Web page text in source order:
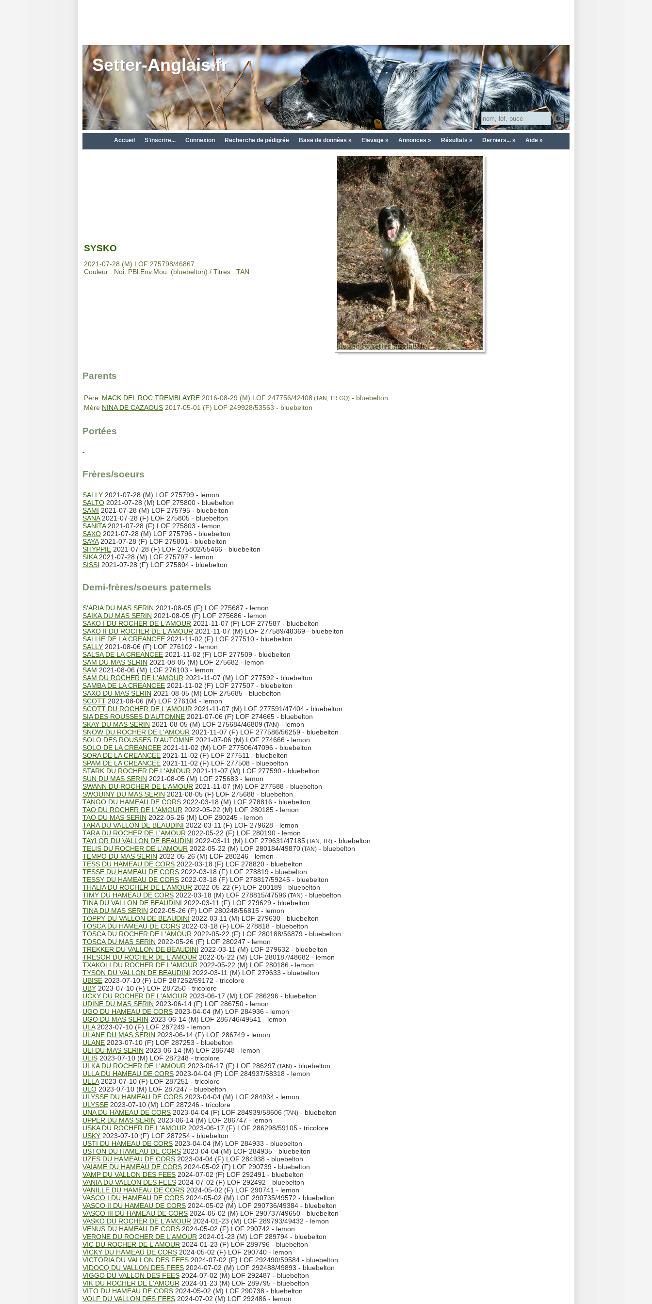
Setter-Anglais.fr
Accueil S'inscrire... Connexion Recherche de pédigrée Base de données » Elevage » Annonces » Résultats » Derniers... » Aide »
SYSKO
2021-07-28 (M) LOF 275798/46867
Couleur : Noi. PBl.Env.Mou. (bluebelton) / Titres : TAN
Parents
Père MACK DEL ROC TREMBLAYRE 2016-08-29 (M) LOF 247756/42408 (TAN, TR GQ) - bluebelton
Mère NINA DE CAZAOUS 2017-05-01 (F) LOF 249928/53563 - bluebelton
Portées
-
Frères/soeurs
SALLY 2021-07-28 (M) LOF 275799 - lemon
SALTO 2021-07-28 (M) LOF 275800 - bluebelton
SAMI 2021-07-28 (M) LOF 275795 - bluebelton
SANA2021-07-28 (F) LOF 275805 - bluebelton
SANITA2021-07-28 (F) LOF 275803 - lemon
SAXO 2021-07-28 (M) LOF 275796 - bluebelton
SAYA2021-07-28 (F) LOF 275801 - bluebelton
SHYPPIE 2021-07-28 (F) LOF 275802/55466 - bluebelton
SIKA2021-07-28 (M) LOF 275797 - lemon
SISSI 2021-07-28 (F) LOF 275804 - bluebelton
Demi-frères/soeurs paternels
S'ARIA DU MAS SERIN 2021-08-05 (F) LOF 275687 - lemon
SAIKA DU MAS SERIN 2021-08-05 (F) LOF 275686 - lemon
SAKO I DU ROCHER DE L'AMOUR 2021-11-07 (F) LOF 277587 - bluebelton
SAKO II DU ROCHER DE L'AMOUR 2021-11-07 (M) LOF 277589/48369 - bluebelton
SALLIE DE LA CREANCEE 2021-11-02 (F) LOF 277510 - bluebelton
SALLY 2021-08-06 (F) LOF 276102 - lemon
SALSA DE LA CREANCEE 2021-11-02 (F) LOF 277509 - bluebelton
SAM DU MAS SERIN 2021-08-05 (M) LOF 275682 - lemon
SAM 2021-08-06 (M) LOF 276103 - lemon
SAM DU ROCHER DE L'AMOUR 2021-11-07 (M) LOF 277592 - bluebelton
SAMBA DE LA CREANCEE 2021-11-02 (F) LOF 277507 - bluebelton
SAXO DU MAS SERIN 2021-08-05 (M) LOF 275685 - bluebelton
SCOTT 2021-08-06 (M) LOF 276104 - lemon
SCOTT DU ROCHER DE L'AMOUR 2021-11-07 (M) LOF 277591/47404 - bluebelton
SIA DES ROUSSES D'AUTOMNE 2021-07-06 (F) LOF 274665 - bluebelton
SKAY DU MAS SERIN 2021-08-05 (M) LOF 275684/46809 (TAN) - lemon
SNOW DU ROCHER DE L'AMOUR 2021-11-07 (F) LOF 277586/56259 - bluebelton
SOLO DES ROUSSES D'AUTOMNE 2021-07-06 (M) LOF 274666 - lemon
SOLO DE LA CREANCEE 2021-11-02 (M) LOF 277506/47096 - bluebelton
SORA DE LA CREANCEE 2021-11-02 (F) LOF 277511 - bluebelton
SPAM DE LA CREANCEE 2021-11-02 (F) LOF 277508 - bluebelton
STARK DU ROCHER DE L'AMOUR 2021-11-07 (M) LOF 277590 - bluebelton
SUN DU MAS SERIN 2021-08-05 (M) LOF 275683 - lemon
SWANN DU ROCHER DE L'AMOUR 2021-11-07 (M) LOF 277588 - bluebelton
SWOUINY DU MAS SERIN 2021-08-05 (F) LOF 275688 - bluebelton
TANGO DU HAMEAU DE CORS 2022-03-18 (M) LOF 278816 - bluebelton
TAO DU ROCHER DE L'AMOUR 2022-05-22 (M) LOF 280185 - lemon
TAO DU MAS SERIN 2022-05-26 (M) LOF 280245 - lemon
TARA DU VALLON DE BEAUDINI 2022-03-11 (F) LOF 279628 - lemon
TARA DU ROCHER DE L'AMOUR 2022-05-22 (F) LOF 280190 - lemon
TAYLOR DU VALLON DE BEAUDINI 2022-03-11 (M) LOF 279631/47185 (TAN, TR) - bluebelton
TELIS DU ROCHER DE L'AMOUR 2022-05-22 (M) LOF 280184/49870 (TAN) - bluebelton
TEMPO DU MAS SERIN 2022-05-26 (M) LOF 280246 - lemon
TESS DU HAMEAU DE CORS 2022-03-18 (F) LOF 278820 - bluebelton
TESSE DU HAMEAU DE CORS 2022-03-18 (F) LOF 278819 - bluebelton
TESSY DU HAMEAU DE CORS 2022-03-18 (F) LOF 278817/59245 - bluebelton
THALIA DU ROCHER DE L'AMOUR 2022-05-22 (F) LOF 280189 - bluebelton
TIMY DU HAMEAU DE CORS 2022-03-18 (M) LOF 278815/47596 (TAN) - bluebelton
TINA DU VALLON DE BEAUDINI 2022-03-11 (F) LOF 279629 - bluebelton
TINA DU MAS SERIN 2022-05-26 (F) LOF 280248/56815 - lemon
TOPPY DU VALLON DE BEAUDINI 2022-03-11 (M) LOF 279630 - bluebelton
TOSCA DU HAMEAU DE CORS 2022-03-18 (F) LOF 278818 - bluebelton
TOSCA DU ROCHER DE L'AMOUR 2022-05-22 (F) LOF 280188/56879 - bluebelton
TOSCA DU MAS SERIN 2022-05-26 (F) LOF 280247 - lemon
TREKKER DU VALLON DE BEAUDINI 2022-03-11 (M) LOF 279632 - bluebelton
TRESOR DU ROCHER DE L'AMOUR 2022-05-22 (M) LOF 280187/48682 - lemon
TXAKOLI DU ROCHER DE L'AMOUR 2022-05-22 (M) LOF 280186 - lemon
TYSON DU VALLON DE BEAUDINI 2022-03-11 (M) LOF 279633 - bluebelton
UBISE 2023-07-10 (F) LOF 287252/59172 - tricolore
UBY 2023-07-10 (F) LOF 287250 - tricolore
UCKY DU ROCHER DE L'AMOUR 2023-06-17 (M) LOF 286296 - bluebelton
UDINE DU MAS SERIN 2023-06-14 (F) LOF 286750 - lemon
UGO DU HAMEAU DE CORS 2023-04-04 (M) LOF 284936 - lemon
UGO DU MAS SERIN 2023-06-14 (M) LOF 286746/49541 - lemon
ULA2023-07-10 (F) LOF 287249 - lemon
ULANE DU MAS SERIN 2023-06-14 (F) LOF 286749 - lemon
ULANE 2023-07-10 (F) LOF 287253 - bluebelton
ULI DU MAS SERIN 2023-06-14 (M) LOF 286748 - lemon
ULIS 2023-07-10 (M) LOF 287248 - tricolore
ULKA DU ROCHER DE L'AMOUR 2023-06-17 (F) LOF 286297 (TAN) - bluebelton
ULLA DU HAMEAU DE CORS 2023-04-04 (F) LOF 284937/58318 - lemon
ULLA2023-07-10 (F) LOF 287251 - tricolore
ULO 2023-07-10 (M) LOF 287247 - bluebelton
ULYSSE DU HAMEAU DE CORS 2023-04-04 (M) LOF 284934 - lemon
ULYSSE 2023-07-10 (M) LOF 287246 - tricolore
UNA DU HAMEAU DE CORS 2023-04-04 (F) LOF 284939/58606 (TAN) - bluebelton
UPPER DU MAS SERIN 2023-06-14 (M) LOF 286747 - lemon
USKA DU ROCHER DE L'AMOUR 2023-06-17 (F) LOF 286298/59105 - tricolore
USKY 2023-07-10 (F) LOF 287254 - bluebelton
USTI DU HAMEAU DE CORS 2023-04-04 (M) LOF 284933 - bluebelton
USTON DU HAMEAU DE CORS 2023-04-04 (M) LOF 284935 - bluebelton
UZES DU HAMEAU DE CORS 2023-04-04 (F) LOF 284938 - bluebelton
VAIAME DU HAMEAU DE CORS 2024-05-02 (F) LOF 290739 - bluebelton
VAMP DU VALLON DES FEES 2024-07-02 (F) LOF 292491 - bluebelton
VANIA DU VALLON DES FEES 2024-07-02 (F) LOF 292492 - bluebelton
VANILLE DU HAMEAU DE CORS 2024-05-02 (F) LOF 290741 - lemon
VASCO I DU HAMEAU DE CORS 2024-05-02 (M) LOF 290735/49572 - bluebelton
VASCO II DU HAMEAU DE CORS 2024-05-02 (M) LOF 290736/49384 - bluebelton
VASCO III DU HAMEAU DE CORS 2024-05-02 (M) LOF 290737/49650 - bluebelton
VASKO DU ROCHER DE L'AMOUR 2024-01-23 (M) LOF 289793/49432 - lemon
VENUS DU HAMEAU DE CORS 2024-05-02 (F) LOF 290742 - lemon
VERONE DU ROCHER DE L'AMOUR 2024-01-23 (M) LOF 289794 - bluebelton
VIC DU ROCHER DE L'AMOUR 2024-01-23 (F) LOF 289796 - bluebelton
VICKY DU HAMEAU DE CORS 2024-05-02 (F) LOF 290740 - lemon
VICTORIA DU VALLON DES FEES 2024-07-02 (F) LOF 292490/59584 - bluebelton
VIDOCQ DU VALLON DES FEES 2024-07-02 (M) LOF 292488/49893 - bluebelton
VIGGO DU VALLON DES FEES 2024-07-02 (M) LOF 292487 - bluebelton
VIK DU ROCHER DE L'AMOUR 2024-01-23 (M) LOF 289795 - bluebelton
VITO DU HAMEAU DE CORS 2024-05-02 (M) LOF 290738 - bluebelton
VOLF DU VALLON DES FEES 2024-07-02 (M) LOF 292486 - lemon